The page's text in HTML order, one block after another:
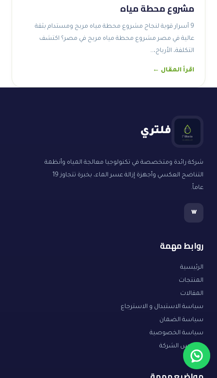
مشروع محطة مياه
9 أسرار قوية لنجاح مشروع محطة مياه مربح ومستدام بثقة
عالية في مصر مشروع محطة مياه مربح في مصر؟ اكتشف
التكلفة، الأرباح،…
اقرأ المقال ←
فلتري
شركة رائدة ومتخصصة في تكنولوجيا معالجة المياه وأنظمة
التناضح العكسي وأجهزة إزالة عسر الماء، بخبرة تتجاوز 19
عاماً.
w
روابط مهمة
الرئيسية
المنتجات
المقالات
سياسة الاستبدال و الاسترجاع
سياسة الضمان
سياسة الخصوصية
مؤسس الشركة